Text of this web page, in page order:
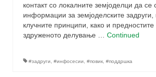
контакт со локалните земјоделци да се
информации за земјоделските задруги,
клучните принципи, како и предностите
здруженото делување … Continued
#задруги #инфосесии #повик #поддршка